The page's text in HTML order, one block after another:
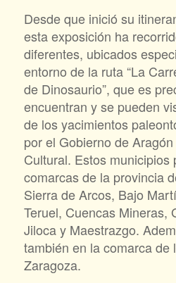
Desde que inició su
esta exposición ha
diferentes, ubicados
entorno de la ruta “La
de Dinosaurio”, que es
encuentran y se pueden
de los yacimientos
por el Gobierno de
Cultural. Estos municipios
comarcas de la provincia
Sierra de Arcos, Bajo
Teruel, Cuencas Mineras,
Jiloca y Maestrazgo.
también en la comarca de
Zaragoza.